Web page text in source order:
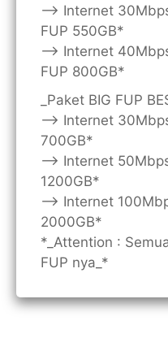
—> Internet
FUP 550GB*
—> Internet
FUP 800GB*
_Paket BIG FUP
—> Internet
700GB*
—> Internet
1200GB*
—> Internet
2000GB*
*_Attention :
FUP nya_*